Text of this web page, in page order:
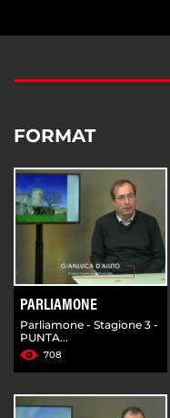
FORMAT
PARLIAMONE
Parliamone - Stagione 3 -
PUNTA...
708